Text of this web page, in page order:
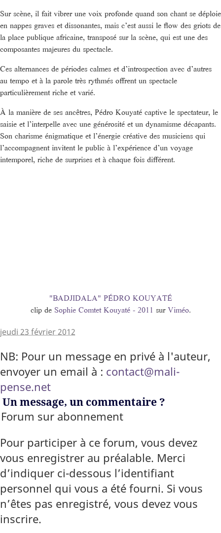
Sur scène, il fait vibrer une voix profonde quand son chant se déploie
en nappes graves et dissonantes, mais c’est aussi le flow des griots de
la place publique africaine, transposé sur la scène, qui est une des
composantes majeures du spectacle.
Ces alternances de périodes calmes et d’introspection avec d’autres
au tempo et à la parole très rythmés offrent un spectacle
particulièrement riche et varié.
À la manière de ses ancêtres, Pédro Kouyaté captive le spectateur, le
saisie et l’interpelle avec une générosité et un dynamisme décapants.
Son charisme énigmatique et l’énergie créative des musiciens qui
l’accompagnent invitent le public à l’expérience d’un voyage
intemporel, riche de surprises et à chaque fois différent.
"BADJIDALA" PÉDRO KOUYATÉ
clip de Sophie Comtet Kouyaté - 2011 surViméo.
jeudi 23 février 2012
NB: Pour un message en privé à l'auteur,
envoyer un email à : contact@mali-
pense.net
Un message, un commentaire ?
Forum sur abonnement
Pour participer à ce forum, vous devez
vous enregistrer au préalable. Merci
d’indiquer ci-dessous l’identifiant
personnel qui vous a été fourni. Si vous
n’êtes pas enregistré, vous devez vous
inscrire.